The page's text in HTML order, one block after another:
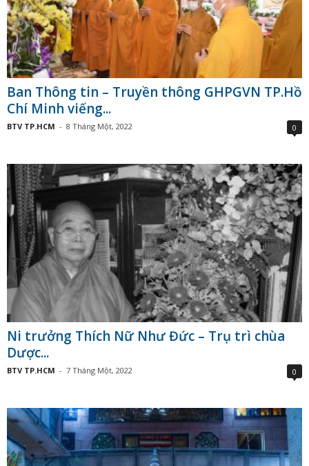
Ban Thông tin – Truyền thông GHPGVN TP.Hồ
Chí Minh viếng...
BTV TP.HCM - 8 Tháng Một, 2022 0
Ni trưởng Thích Nữ Như Đức – Trụ trì chùa
Dược...
BTV TP.HCM - 7 Tháng Một, 2022 0